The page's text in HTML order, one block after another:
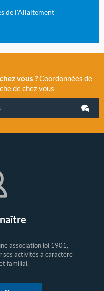
de l'Allaitement
de l’Allaitement, un
LLL France.
vous ?Coordonnées de
de chez vous
association loi 1901,
ses activités à caractère
familial.